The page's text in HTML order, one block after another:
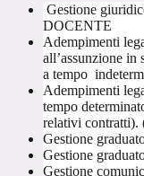
Gestione
DOCENTE
Adempimenti
all’assunzione
a tempo
Adempimenti
tempo
relativi contratti).
Gestione
Gestione
Gestione